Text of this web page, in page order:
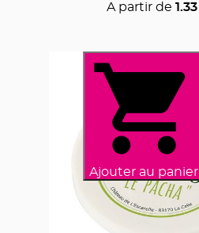
A partir de 1.33
Ajouter au panier